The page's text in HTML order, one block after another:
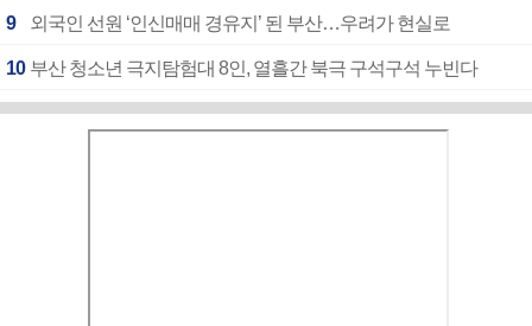
9 외국인 선원 ‘인신매매 경유지’ 된 부산…우려가 현실로
10 부산 청소년 극지탐험대 8인, 열흘간 북극 구석구석 누빈다